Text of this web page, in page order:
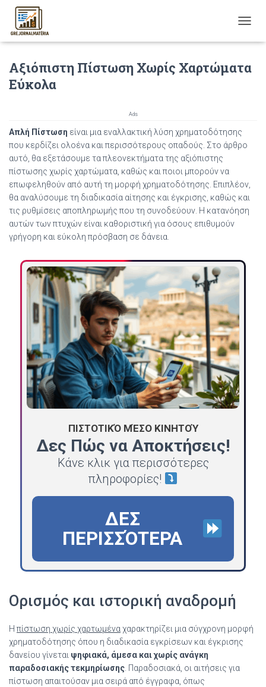
O
G
L
G
O
N
Αξιόπιστη Πίστωση Χωρίς Χαρτώματα
Εύκολα
Ads
Απλή Πίστωση είναι μια εναλλακτική λύση χρηματοδότησης
που κερδίζει ολοένα και περισσότερους οπαδούς. Στο άρθρο
αυτό, θα εξετάσουμε τα πλεονεκτήματα της αξιόπιστης
πίστωσης χωρίς χαρτώματα, καθώς και ποιοι μπορούν να
επωφεληθούν από αυτή τη μορφή χρηματοδότησης. Επιπλέον,
θα αναλύσουμε τη διαδικασία αίτησης και έγκρισης, καθώς και
τις ρυθμίσεις αποπληρωμής που τη συνοδεύουν. Η κατανόηση
αυτών των πτυχών είναι καθοριστική για όσους επιθυμούν
γρήγορη και εύκολη πρόσβαση σε δάνεια.
ΠΙΣΤΟΤΙΚΌ ΜΈΣΟ ΚΙΝΗΤΟΎ
Δες Πώς να Αποκτήσεις!
Κάνε κλικ για περισσότερες
πληροφορίες!
ΔΕΣ
ΠΕΡΙΣΣΌΤΕΡΑ
Ορισμός και ιστορική αναδρομή
Η πίστωση χωρίς χαρτωμένα χαρακτηρίζει μια σύγχρονη μορφή
χρηματοδότησης όπου η διαδικασία εγκρίσεων και έγκρισης
δανείου γίνεται ψηφιακά, άμεσα και χωρίς ανάγκη
παραδοσιακής τεκμηρίωσης . Παραδοσιακά, οι αιτήσεις για
πίστωση απαιτούσαν μια σειρά από έγγραφα, όπως